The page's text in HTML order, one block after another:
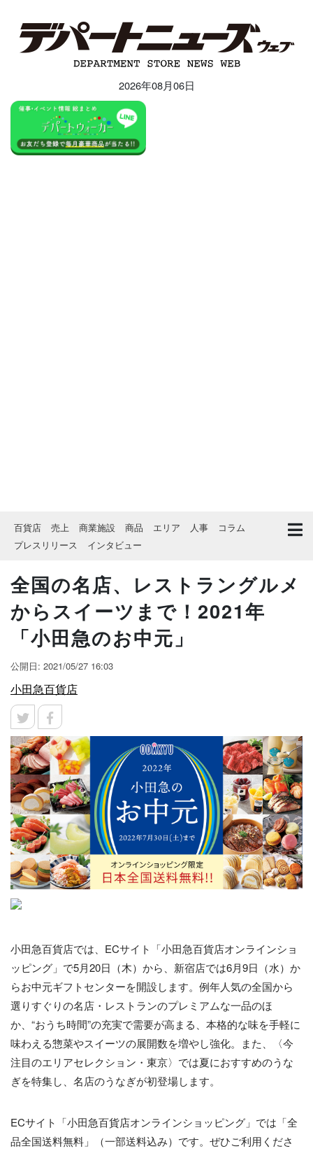
2026年08月06日
百貨店 売上 商業施設 商品 エリア 人事
コラム
プレスリリース
インタビュー
全国の名店、レストラングルメ
からスイーツまで！2021年
「小田急のお中元」
公開日: 2021/05/27 16:03
小田急百貨店
小田急百貨店では、ECサイト「小田急百貨店オンラインショ
ッピング」で5月20日（木）から、新宿店では6月9日（水）か
らお中元ギフトセンターを開設します。例年人気の全国から
選りすぐりの名店・レストランのプレミアムな一品のほ
か、“おうち時間”の充実で需要が高まる、本格的な味を手軽に
味わえる惣菜やスイーツの展開数を増やし強化。また、〈今
注目のエリアセレクション・東京〉では夏におすすめのうな
ぎを特集し、名店のうなぎが初登場します。
ECサイト「小田急百貨店オンラインショッピング」では「全
品全国送料無料」（一部送料込み）です。ぜひご利用くださ